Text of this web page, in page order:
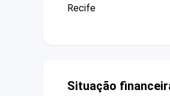
Recife
Situação